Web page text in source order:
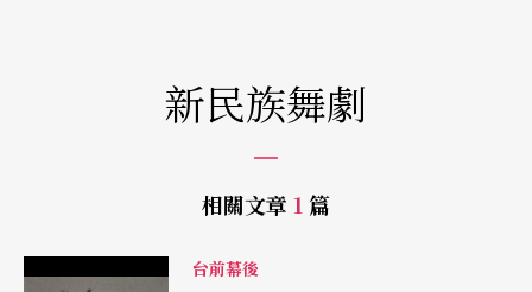
新民族舞劇
相關文章 1 篇
台前幕後